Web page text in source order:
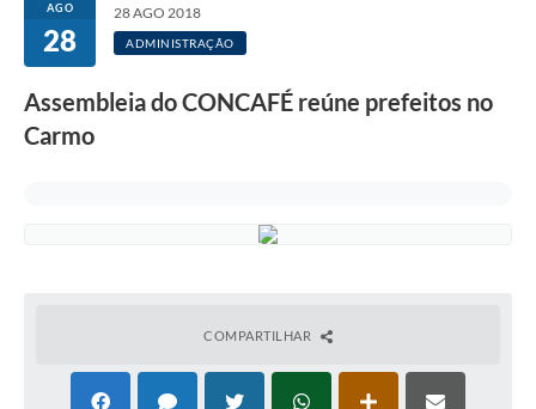
AGO
28
28 AGO 2018
ADMINISTRAÇÃO
Assembleia do CONCAFÉ reúne prefeitos no
Carmo
COMPARTILHAR